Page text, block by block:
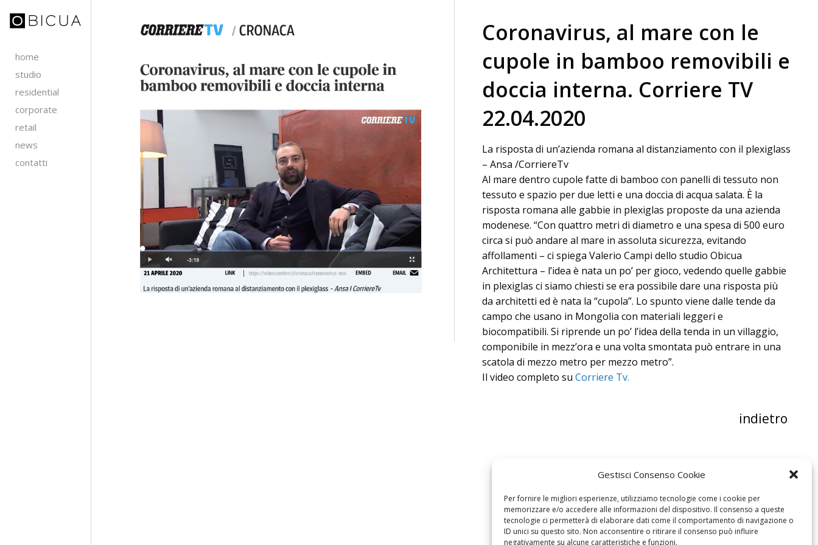
Gestisci Consenso Cookie
Per fornire le migliori esperienze, utilizziamo tecnologie come i cookie per
memorizzare e/o accedere alle informazioni del dispositivo. Il consenso a queste
tecnologie ci permetterà di elaborare dati come il comportamento di navigazione o
ID unici su questo sito. Non acconsentire o ritirare il consenso può influire
negativamente su alcune caratteristiche e funzioni.
home
studio
residential
corporate
retail
news
contatti
Coronavirus, al mare con le
cupole in bamboo removibili e
doccia interna. Corriere TV
22.04.2020
La risposta di un’azienda romana al distanziamento con il plexiglass
– Ansa /CorriereTv
Al mare dentro cupole fatte di bamboo con panelli di tessuto non
tessuto e spazio per due letti e una doccia di acqua salata. È la
risposta romana alle gabbie in plexiglas proposte da una azienda
modenese. “Con quattro metri di diametro e una spesa di 500 euro
circa si può andare al mare in assoluta sicurezza, evitando
affollamenti – ci spiega Valerio Campi dello studio Obicua
Architettura – l’idea è nata un po’ per gioco, vedendo quelle gabbie
in plexiglas ci siamo chiesti se era possibile dare una risposta più
da architetti ed è nata la “cupola”. Lo spunto viene dalle tende da
campo che usano in Mongolia con materiali leggeri e
biocompatibili. Si riprende un po’ l’idea della tenda in un villaggio,
componibile in mezz’ora e una volta smontata può entrare in una
scatola di mezzo metro per mezzo metro”.
Il video completo su Corriere Tv.
indietro